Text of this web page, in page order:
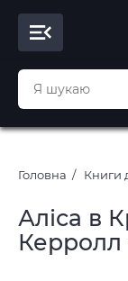
Головна Книги
Аліса в
Керролл